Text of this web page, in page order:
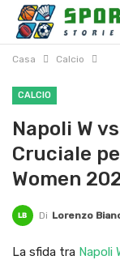
Casa Calcio
CALCIO
Napoli W
Cruciale
Women
Di Lorenzo
La sfida tra Napoli